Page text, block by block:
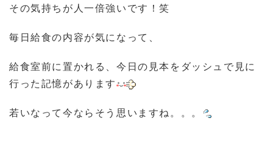
その気持ちが人一倍強いです！笑
毎日給食の内容が気になって、
給食室前に置かれる、今日の見本をダッシュで見に
行った記憶があります
若いなって今ならそう思いますね。。。